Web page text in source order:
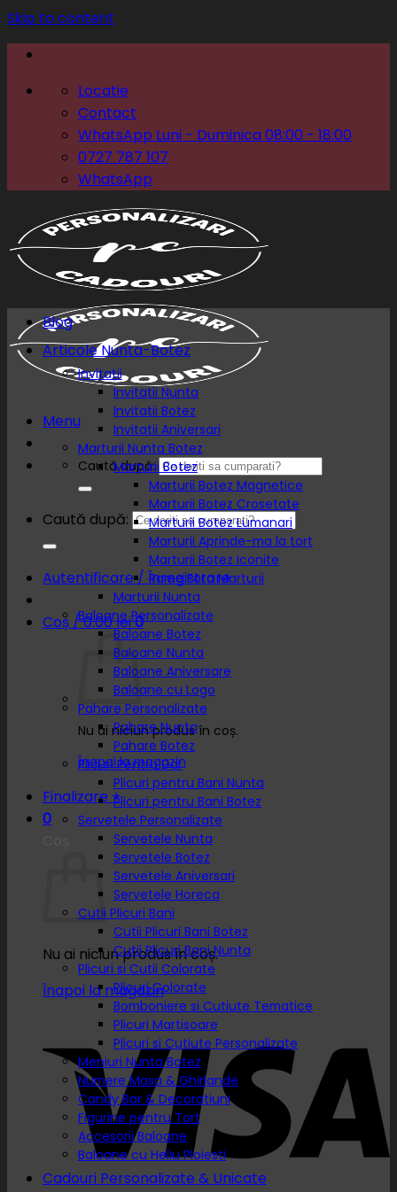
Skip to content
Locatie
Contact
WhatsApp Luni - Duminica 08:00 - 18:00
0727 787 107
WhatsApp
Menu
Caută după:
Caută după:
Autentificare / Înregistrare
Coș /0.00lei0
Nu ai niciun produs în coș.
Înapoi la magazin
Finalizare +
0
Nu ai niciun produs în coș.
Înapoi la magazin
Blog
Articole Nunta-Botez
Invitatii
Invitatii Nunta
Invitatii Botez
Invitatii Aniversari
Marturii Nunta Botez
Marturii Botez
Marturii Botez Magnetice
Marturii Botez Crosetate
Marturii Botez Lumanari
Marturii Aprinde-ma la tort
Marturii Botez Iconite
Rame Foto Marturii
Marturii Nunta
Baloane Personalizate
Baloane Botez
Baloane Nunta
Baloane Aniversare
Baloane cu Logo
Pahare Personalizate
Pahare Nunta
Pahare Botez
Plicuri Pentru Dar
Plicuri pentru Bani Nunta
Plicuri pentru Bani Botez
Servetele Personalizate
Servetele Nunta
Servetele Botez
Servetele Aniversari
Servetele Horeca
Cutii Plicuri Bani
Cutii Plicuri Bani Botez
Cutii Plicuri Bani Nunta
Plicuri si Cutii Colorate
Plicuri Colorate
Bomboniere si Cutiute Tematice
Plicuri Martisoare
Plicuri si Cutiute Personalizate
Meniuri Nunta Botez
Numere Masa & Ghirlande
Candy Bar & Decoratiuni
Figurine pentru Tort
Accesorii Baloane
Baloane cu Heliu Ploiesti
Cadouri Personalizate & Unicate